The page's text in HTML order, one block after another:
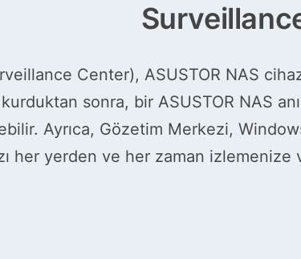
Center), ASUSTOR NAS
sonra, bir ASUSTOR NAS
Ayrıca, Gözetim Merkezi,
her yerden ve her zaman izlemenize